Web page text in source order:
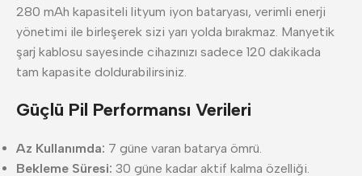
280 mAh kapasiteli lityum iyon bataryası, verimli enerji
yönetimi ile birleşerek sizi yarı yolda bırakmaz. Manyetik
şarj kablosu sayesinde cihazınızı sadece 120 dakikada
tam kapasite doldurabilirsiniz.
Güçlü Pil Performansı Verileri
Az Kullanımda: 7 güne varan batarya ömrü.
Bekleme Süresi: 30 güne kadar aktif kalma özelliği.